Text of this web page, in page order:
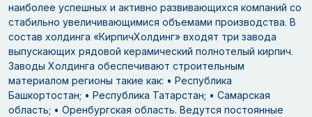
наиболее успешных и активно развивающихся компаний со
стабильно увеличивающимися объемами производства. В
состав холдинга «КирпичХолдинг» входят три завода
выпускающих рядовой керамический полнотелый кирпич.
Заводы Холдинга обеспечивают строительным
материалом регионы такие как: • Республика
Башкортостан; • Республика Татарстан; • Самарская
область; • Оренбургская область. Ведутся постоянные